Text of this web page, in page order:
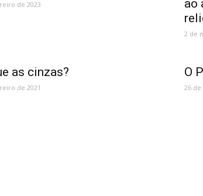
de 2023
ao
2 de
as cinzas?
de 2021
O
26